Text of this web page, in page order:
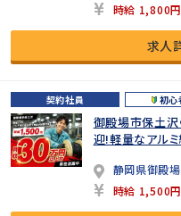
時給 1,800
求人
契約社員 初心
御殿場市保土沢
迎!軽量なアル
静岡県御殿
時給 1,500円